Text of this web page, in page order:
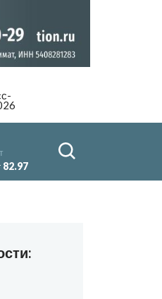
82.97